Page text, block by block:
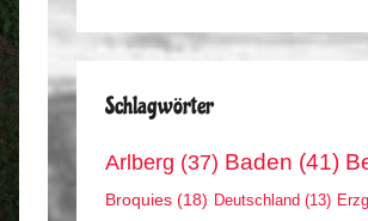
Schlagwörter
Arlberg (37) Baden (41)
Broquies (18) Deutschland (13)